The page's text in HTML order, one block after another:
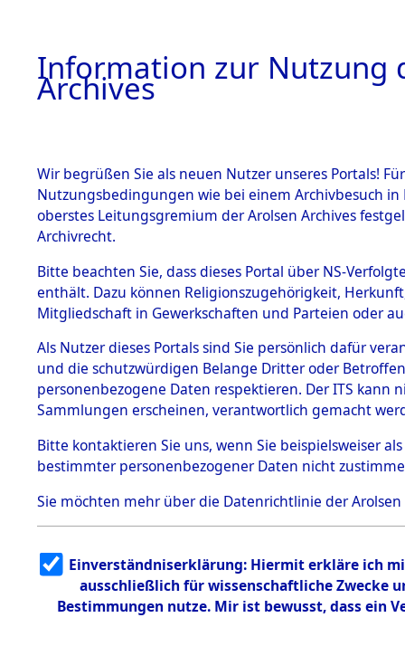
BESTÄNDE
1.
mente
5. Verschiedenes
5.3
Todesmärsche
5.3.1 Alliierte
Erhebungen
zu
Todesmärsch
en
5.3.2
g
5.3.3
Todesmärsch
von
Toter aus
Ort ihrer
0002
Information zur Nutzung
Archives
Wir begrüßen Sie als neuen Nutzer unseres Portals!
Nutzungsbedingungen wie bei einem Archivbesuch
oberstes Leitungsgremium der Arolsen Archives
Archivrecht.
Bitte beachten Sie, dass dieses Portal über NS-
enthält. Dazu können Religionszugehörigkeit,
Mitgliedschaft in Gewerkschaften und Parteien oder
Als Nutzer dieses Portals sind Sie persönlich dafür
und die schutzwürdigen Belange Dritter oder
personenbezogene Daten respektieren. Der ITS
Sammlungen erscheinen, verantwortlich gemacht
Bitte kontaktieren Sie uns, wenn Sie beispielsweiser
bestimmter personenbezogener Daten nicht
Sie möchten mehr über die Datenrichtlinie der Arolsen
Einverständniserklärung: Hiermit erkläre ich
ausschließlich für wissenschaftliche Zwecke
Bestimmungen nutze. Mir ist bewusst, dass ein